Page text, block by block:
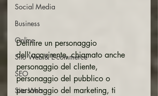
Social Media
Business
Online
Sito Web & E-commerce
SEO
Sito Web
Definire un personaggio
dell'acquirente, chiamato anche
personaggio del cliente,
personaggio del pubblico o
personaggio del marketing, ti